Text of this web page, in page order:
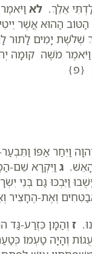
אֵלֵךְ. לא
הַהוּא אֲשֶׁר
שְׁלֹשֶׁת יָמִים לָתוּר
מֹשֶׁה קוּמָה
] {פ}
וַיִּחַר אַפּוֹ
ג וַיִּקְרָא שֵׁם-
וַיִּבְכּוּ גַּם בְּנֵי
וְאֶת-הֶחָצִיר
ז וְהַמָּן כִּזְרַע-גַּד
וְהָיָה טַעְמוֹ